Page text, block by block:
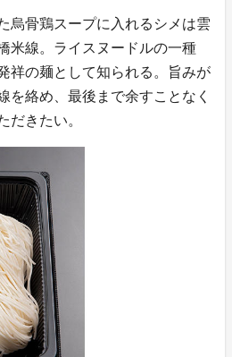
烏骨鶏スープに入れるシメは雲
米線。ライスヌードルの一種
祥の麺として知られる。旨みが
を絡め、最後まで余すことなく
だきたい。